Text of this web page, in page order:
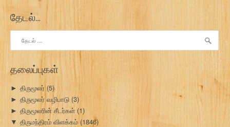
தேடல்…
தேடு:
தலைப்புகள்
► திருமூலர்(5)
► திருமூலர் வழிபாடு (3)
► திருமூலரின் சீடர்கள் (1)
▼ திருமந்திரம் விளக்கம் (1846)